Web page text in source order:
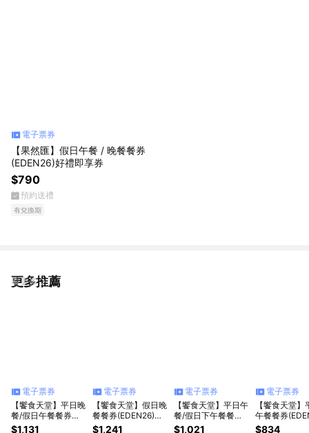
電子票券
【果然匯】假日午餐 / 晚餐餐券
(EDEN26)好禮即享券
$790
預約送禮
有兌換期
更多推薦
看更多
電子票券
【饗食天堂】平日晚
餐/假日午餐餐券
(EDEN26)好禮即享
$1,131
電子票券
【饗食天堂】假日晚
餐餐券(EDEN26)好
禮即享券
$1,241
電子票券
【饗食天堂】平日午
餐/假日下午餐餐券
(EDEN26)好禮即享
$1,021
電子票券
【饗食天堂】
午餐餐券
好禮即享券
$834